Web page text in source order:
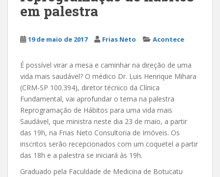
em palestra
19 de maio de 2017 Frias Neto Acontece
É possível virar a mesa e caminhar na direção de uma
vida mais saudável? O médico Dr. Luis Henrique Mihara
(CRM-SP 100.394), diretor técnico da Clínica
Fundamental, vai aprofundar o tema na palestra
Reprogramação de Hábitos para uma vida mais
Saudável, que ministra neste dia 23 de maio, a partir
das 19h, na Frias Neto Consultoria de Imóveis. Os
inscritos serão recepcionados com um coquetel a partir
das 18h e a palestra se iniciará às 19h.
Graduado pela Faculdade de Medicina de Botucatu